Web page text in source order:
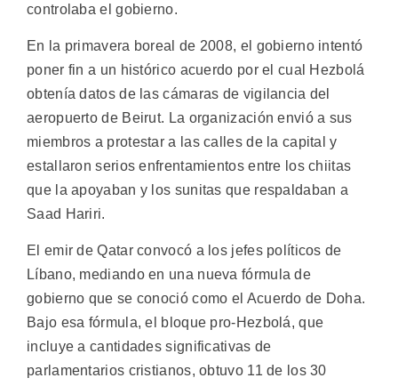
controlaba el gobierno.
En la primavera boreal de 2008, el gobierno intentó
poner fin a un histórico acuerdo por el cual Hezbolá
obtenía datos de las cámaras de vigilancia del
aeropuerto de Beirut. La organización envió a sus
miembros a protestar a las calles de la capital y
estallaron serios enfrentamientos entre los chiitas
que la apoyaban y los sunitas que respaldaban a
Saad Hariri.
El emir de Qatar convocó a los jefes políticos de
Líbano, mediando en una nueva fórmula de
gobierno que se conoció como el Acuerdo de Doha.
Bajo esa fórmula, el bloque pro-Hezbolá, que
incluye a cantidades significativas de
parlamentarios cristianos, obtuvo 11 de los 30